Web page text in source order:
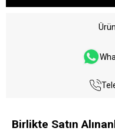
Birlikte Satın